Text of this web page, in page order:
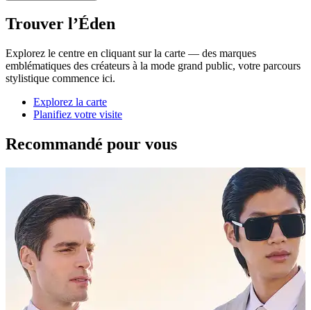
Trouver l’Éden
Explorez le centre en cliquant sur la carte — des marques
emblématiques des créateurs à la mode grand public, votre parcours
stylistique commence ici.
Explorez la carte
Planifiez votre visite
Recommandé pour vous